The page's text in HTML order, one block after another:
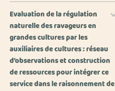
Evaluation de la régulation
naturelle des ravageurs en
grandes cultures par les
auxiliaires de cultures : réseau
d’observations et construction
de ressources pour intégrer ce
service dans le raisonnement de